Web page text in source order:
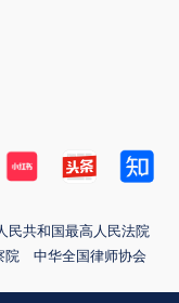
民共和国最高人民法院
院
中华全国律师协会